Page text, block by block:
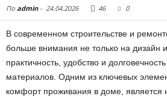
По admin- 24.04.2026 46 0
В современном строительстве и
больше внимания не только на дизайн
практичность, удобство и
материалов. Одним из ключевых
комфорт проживания в доме, является